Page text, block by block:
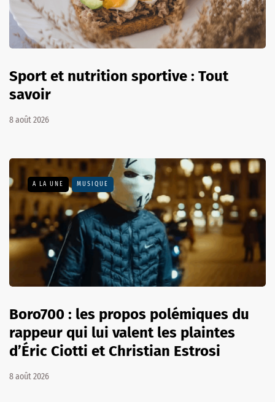
Sport et nutrition sportive : Tout
savoir
8 août 2026
A LA UNE MUSIQUE
Boro700 : les propos polémiques du
rappeur qui lui valent les plaintes
d’Éric Ciotti et Christian Estrosi
8 août 2026